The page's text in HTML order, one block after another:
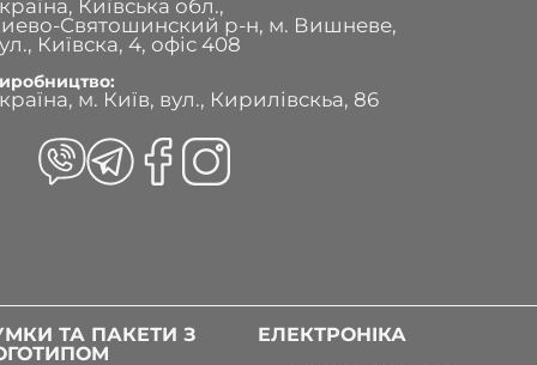
Київська обл.,
Святошинский р-н, м. Вишневе,
Київска, 4, офіс 408
м. Київ, вул., Кирилівскьа, 86
ТА ПАКЕТИ З
ЕЛЕКТРОНІКА